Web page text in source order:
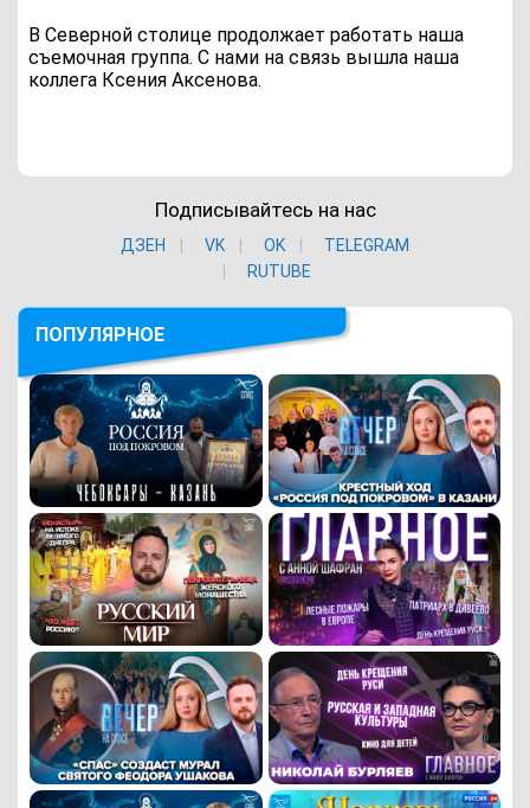
В Северной столице продолжает работать наша
съемочная группа. С нами на связь вышла наша
коллега Ксения Аксенова.
Подписывайтесь на нас
ДЗЕН VK ОK
TELEGRAM
RUTUBE
ПОПУЛЯРНОЕ